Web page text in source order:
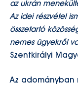
az ukrán
Az idei részvétel
összetartó
nemes ügyekről
Szentkirályi
Az adományban